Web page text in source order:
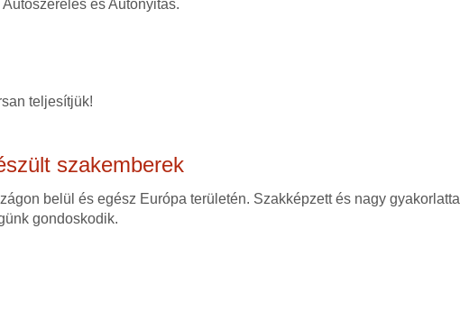
és Autónyitás.
teljesítjük!
szakemberek
belül és egész Európa területén. Szakképzett és nagy
gondoskodik.